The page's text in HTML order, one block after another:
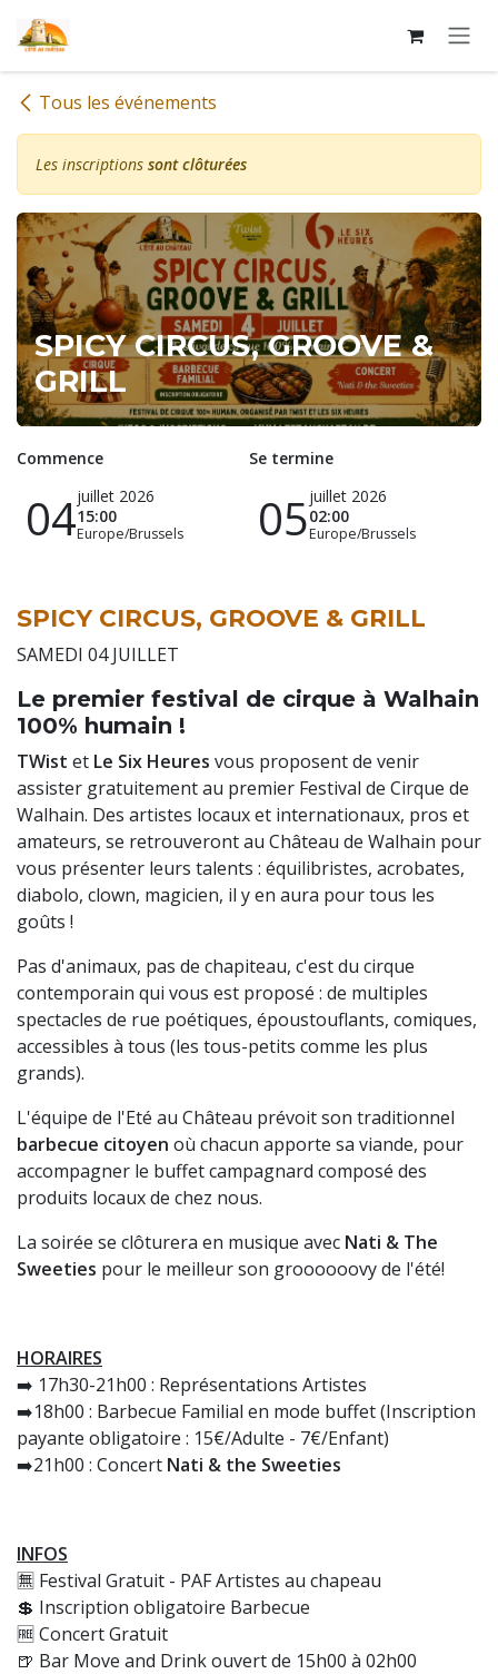
Tous les événements
Les inscriptions sont clôturées
SPICY CIRCUS, GROOVE &
GRILL
Commence
04juillet 2026
15:00
Europe/Brussels
Se termine
05juillet 2026
02:00
Europe/Brussels
SPICY CIRCUS, GROOVE & GRILL
SAMEDI 04 JUILLET
Le premier festival de cirque à Walhain
100% humain !
TWist et Le Six Heures vous proposent de venir
assister gratuitement au premier Festival de Cirque de
Walhain. Des artistes locaux et internationaux, pros et
amateurs, se retrouveront au Château de Walhain pour
vous présenter leurs talents : équilibristes, acrobates,
diabolo, clown, magicien, il y en aura pour tous les
goûts !
Pas d'animaux, pas de chapiteau, c'est du cirque
contemporain qui vous est proposé : de multiples
spectacles de rue poétiques, époustouflants, comiques,
accessibles à tous (les tous-petits comme les plus
grands).
L'équipe de l'Eté au Château prévoit son traditionnel
barbecue citoyen où chacun apporte sa viande, pour
accompagner le buffet campagnard composé des
produits locaux de chez nous.
La soirée se clôturera en musique avec Nati & The
Sweeties pour le meilleur son groooooovy de l'été!
HORAIRES
➡️ 17h30-21h00 : Représentations Artistes
➡️18h00 : Barbecue Familial en mode buffet (Inscription
payante obligatoire : 15€/Adulte - 7€/Enfant)
➡️21h00 : Concert Nati & the Sweeties
INFOS
🈚 Festival Gratuit - PAF Artistes au chapeau
💲 Inscription obligatoire Barbecue
🆓 Concert Gratuit
🍺 Bar Move and Drink ouvert de 15h00 à 02h00